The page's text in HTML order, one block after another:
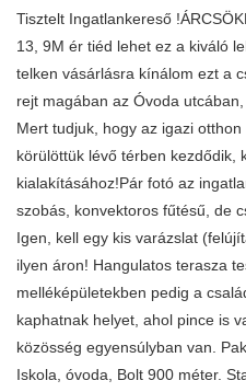
Tisztelt Ingatlankereső
13, 9M ér tiéd lehet ez a kiváló
telken vásárlásra kínálom ezt a
rejt magában az Óvoda
Mert tudjuk, hogy az igazi
körülöttük lévő térben kezdődik,
kialakításához!Pár fotó az
szobás, konvektoros fűtésű, de
Igen, kell egy kis varázslat
ilyen áron! Hangulatos terasza
melléképületekben pedig a
kaphatnak helyet, ahol pince is
közösség egyensúlyban van.
Iskola, óvoda, Bolt 900 méter.